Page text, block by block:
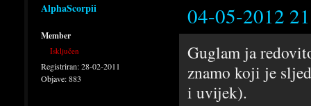
AlphaScorpii 04-05-2012
Member
Isključen
Registriran:28-02-2011
Objave:883
Guglam ja
znamo koji je
i uvijek).